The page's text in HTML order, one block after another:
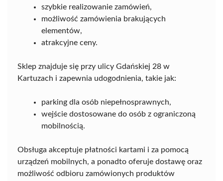
szybkie realizowanie zamówień,
możliwość zamówienia brakujących
elementów,
atrakcyjne ceny.
Sklep znajduje się przy ulicy Gdańskiej 28 w
Kartuzach i zapewnia udogodnienia, takie jak:
parking dla osób niepełnosprawnych,
wejście dostosowane do osób z ograniczoną
mobilnością.
Obsługa akceptuje płatności kartami i za pomocą
urządzeń mobilnych, a ponadto oferuje dostawę oraz
możliwość odbioru zamówionych produktów